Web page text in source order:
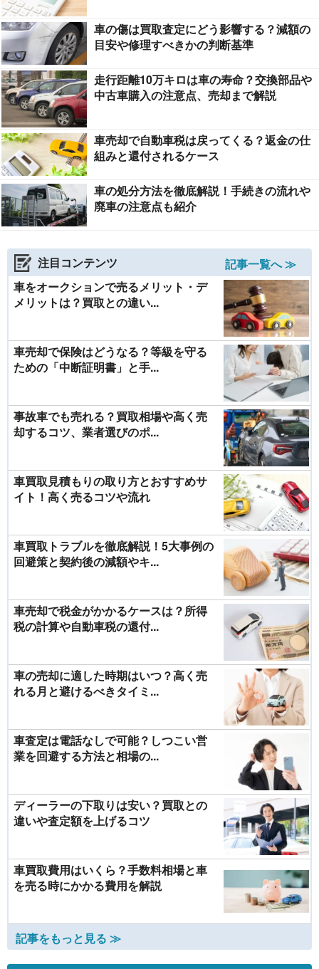
車の傷は買取査定にどう影響する？減額の
目安や修理すべきかの判断基準
走行距離10万キロは車の寿命？交換部品や
中古車購入の注意点、売却まで解説
車売却で自動車税は戻ってくる？返金の仕
組みと還付されるケース
車の処分方法を徹底解説！手続きの流れや
廃車の注意点も紹介
注目コンテンツ
記事一覧へ ≫
車をオークションで売るメリット・デ
メリットは？買取との違い...
車売却で保険はどうなる？等級を守る
ための「中断証明書」と手...
事故車でも売れる？買取相場や高く売
却するコツ、業者選びのポ...
車買取見積もりの取り方とおすすめサ
イト！高く売るコツや流れ
車買取トラブルを徹底解説！5大事例の
回避策と契約後の減額やキ...
車売却で税金がかかるケースは？所得
税の計算や自動車税の還付...
車の売却に適した時期はいつ？高く売
れる月と避けるべきタイミ...
車査定は電話なしで可能？しつこい営
業を回避する方法と相場の...
ディーラーの下取りは安い？買取との
違いや査定額を上げるコツ
車買取費用はいくら？手数料相場と車
を売る時にかかる費用を解説
記事をもっと見る ≫